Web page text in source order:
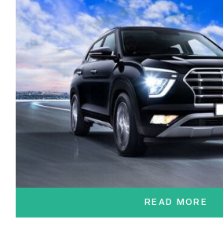
READ MORE